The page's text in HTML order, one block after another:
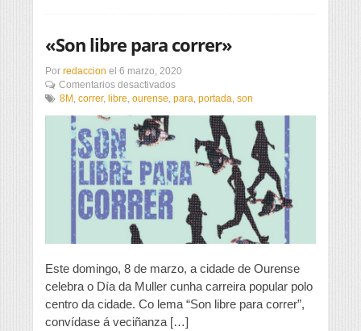
«Son libre para correr»
Por redaccion el 6 marzo, 2020
Comentarios desactivadosen
«Son
correr»
8M , correr, libre, ourense, para, portada, son
Este domingo, 8 de marzo, a cidade de Ourense
celebra o Día da Muller cunha carreira popular polo
centro da cidade. Co lema “Son libre para correr”,
convídase á veciñanza […]